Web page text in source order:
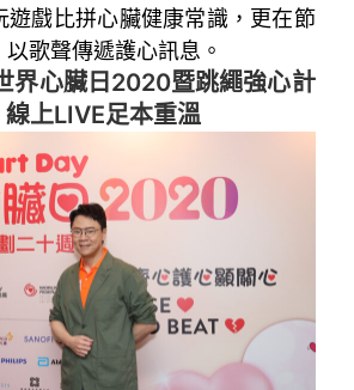
遊戲比拼心臟健康常識，更在節
歌聲傳遞護心訊息。
界心臟日2020暨跳繩強心計
上LIVE足本重溫